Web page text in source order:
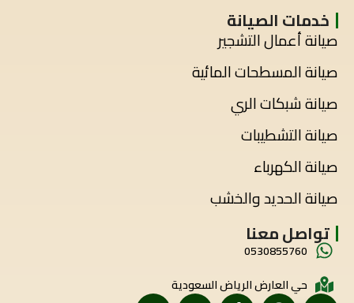
خدمات الصيانة
صيانة أعمال التشجير
صيانة المسطحات المائية
صيانة شبكات الري
صيانة التشطيبات
صيانة الكهرباء
صيانة الحديد والخشب
تواصل معنا
0530855760
حي العارض الرياض السعودية